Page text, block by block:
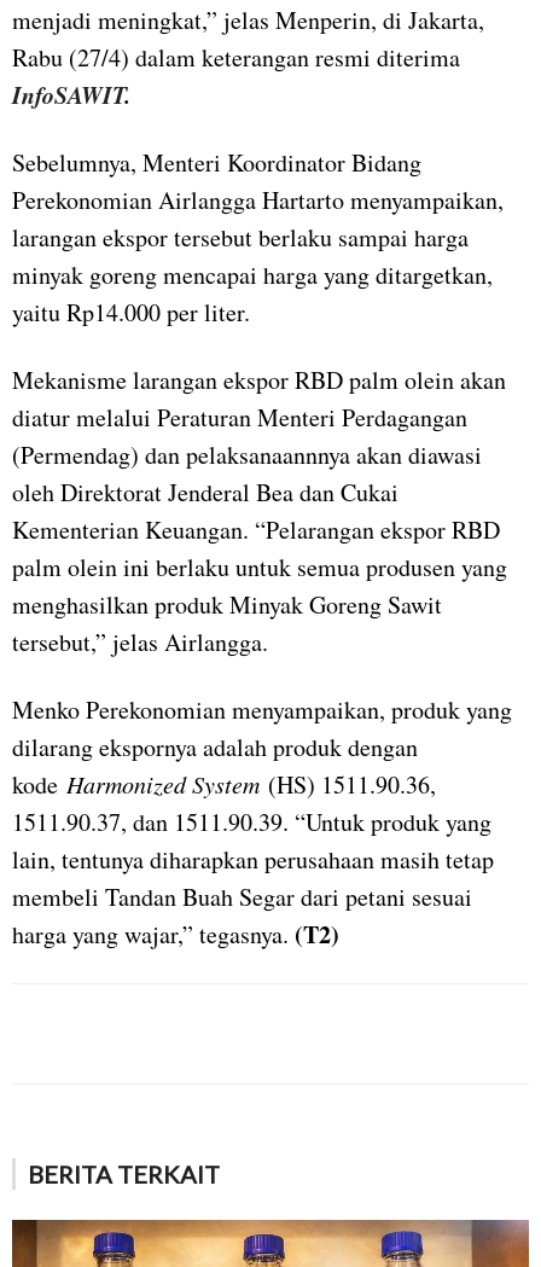
menjadi meningkat,” jelas Menperin, di Jakarta,
Rabu (27/4) dalam keterangan resmi diterima
InfoSAWIT.
Sebelumnya, Menteri Koordinator Bidang
Perekonomian Airlangga Hartarto menyampaikan,
larangan ekspor tersebut berlaku sampai harga
minyak goreng mencapai harga yang ditargetkan,
yaitu Rp14.000 per liter.
Mekanisme larangan ekspor RBD palm olein akan
diatur melalui Peraturan Menteri Perdagangan
(Permendag) dan pelaksanaannnya akan diawasi
oleh Direktorat Jenderal Bea dan Cukai
Kementerian Keuangan. “Pelarangan ekspor RBD
palm olein ini berlaku untuk semua produsen yang
menghasilkan produk Minyak Goreng Sawit
tersebut,” jelas Airlangga.
Menko Perekonomian menyampaikan, produk yang
dilarang ekspornya adalah produk dengan
kode Harmonized System (HS) 1511.90.36,
1511.90.37, dan 1511.90.39. “Untuk produk yang
lain, tentunya diharapkan perusahaan masih tetap
membeli Tandan Buah Segar dari petani sesuai
harga yang wajar,” tegasnya. (T2)
BERITA TERKAIT